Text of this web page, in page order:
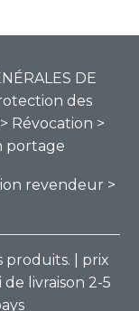
DE
des
> Révocation >
portage
revendeur >
produits. | prix
de livraison 2-5